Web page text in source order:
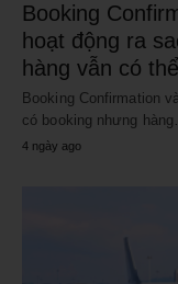
Booking
hoạt động ra
hàng vẫn có
Booking Confirmation
có booking nhưng
4 ngày ago